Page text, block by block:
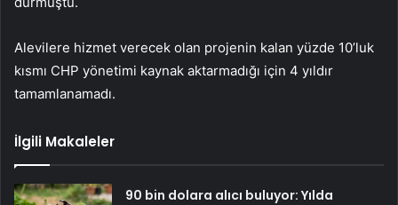
Alevilere hizmet verecek olan projenin kalan yüzde 10’luk
kısmı CHP yönetimi kaynak aktarmadığı için 4 yıldır
tamamlanamadı.
İlgili Makaleler
90 bin dolara alıcı buluyor: Yılda